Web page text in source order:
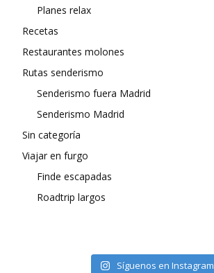
Planes relax
Recetas
Restaurantes molones
Rutas senderismo
Senderismo fuera Madrid
Senderismo Madrid
Sin categoría
Viajar en furgo
Finde escapadas
Roadtrip largos
Síguenos en Instagram